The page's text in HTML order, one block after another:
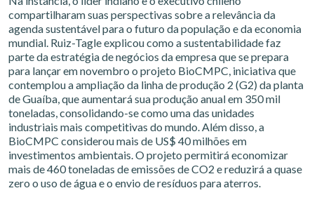
compartilharam suas perspectivas sobre a relevância da
agenda sustentável para o futuro da população e da economia
mundial. Ruiz-Tagle explicou como a sustentabilidade faz
parte da estratégia de negócios da empresa que se prepara
para lançar em novembro o projeto BioCMPC, iniciativa que
contemplou a ampliação da linha de produção 2 (G2) da planta
de Guaíba, que aumentará sua produção anual em 350 mil
toneladas, consolidando-se como uma das unidades
industriais mais competitivas do mundo. Além disso, a
BioCMPC considerou mais de US$ 40 milhões em
investimentos ambientais. O projeto permitirá economizar
mais de 460 toneladas de emissões de CO2 e reduzirá a quase
zero o uso de água e o envio de resíduos para aterros.